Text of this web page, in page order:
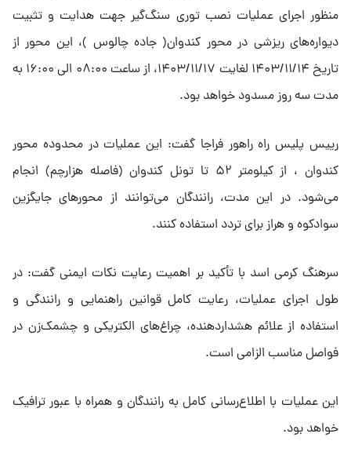
منظور اجرای عملیات نصب توری سنگ‌گیر جهت هدایت و تثبیت
دیواره‌های ریزشی در محور کندوان( جاده چالوس )، این محور از
تاریخ ۱۴۰۳/۱۱/۱۴ لغایت ۱۴۰۳/۱۱/۱۷، از ساعت ۰۸:۰۰ الی ۱۶:۰۰ به
مدت سه روز مسدود خواهد بود.
رییس پلیس راه راهور فراجا گفت: این عملیات در محدوده محور
کندوان ، از کیلومتر ۵۲ تا تونل کندوان (فاصله هزارچم) انجام
می‌شود. در این مدت، رانندگان می‌توانند از محورهای جایگزین
سوادکوه و هراز برای تردد استفاده کنند.
سرهنگ کرمی اسد با تأکید بر اهمیت رعایت نکات ایمنی گفت: در
طول اجرای عملیات، رعایت کامل قوانین راهنمایی و رانندگی و
استفاده از علائم هشداردهنده، چراغ‌های الکتریکی و چشمک‌زن در
فواصل مناسب الزامی است.
این عملیات با اطلاع‌رسانی کامل به رانندگان و همراه با عبور ترافیک
خواهد بود.